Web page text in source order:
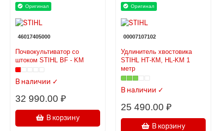
Оригинал
46017405000
Почвокультиватор со
штоком STIHL ВF - KM
В наличии ✓
32 990.00 ₽
В корзину
Оригинал
00007107102
Удлинитель хвостовика
STIHL НТ-КМ, HL-KM 1
метр
В наличии ✓
25 490.00 ₽
В корзину